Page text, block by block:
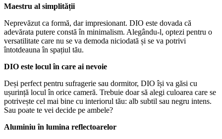
Maestru al simplității
Neprevăzut ca formă, dar impresionant. DIO este dovada că
adevărata putere constă în minimalism. Alegându-l, optezi pentru o
versatilitate care nu se va demoda niciodată și se va potrivi
întotdeauna în spațiul tău.
DIO este locul în care ai nevoie
Deși perfect pentru sufragerie sau dormitor, DIO își va găsi cu
ușurință locul în orice cameră. Trebuie doar să alegi culoarea care se
potrivește cel mai bine cu interiorul tău: alb subtil sau negru intens.
Sau poate te vei decide pe ambele?
Aluminiu în lumina reflectoarelor